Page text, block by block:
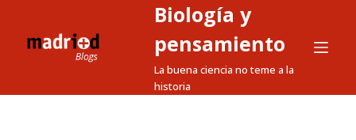
a
Biología y
pensamiento
La buena ciencia no teme a la
historia